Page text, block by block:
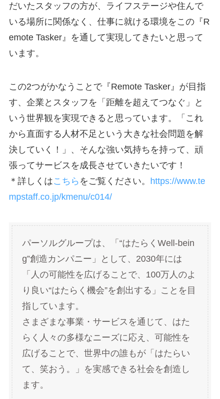
だいたスタッフの方が、ライフステージや住んで
いる場所に関係なく、仕事に就ける環境をこの『R
emote Tasker』を通して実現してきたいと思って
います。
この2つがかなうことで『Remote Tasker』が目指
す、企業とスタッフを「距離を超えてつなぐ」と
いう世界観を実現できると思っています。「これ
から直面する人材不足という大きな社会問題を解
決していく！」、そんな強い気持ちを持って、頑
張ってサービスを成長させていきたいです！
＊詳しくはこちら をご覧ください。 https://www.te
mpstaff.co.jp/kmenu/c014/
パーソルグループは、「“はたらくWell-bein
g”創造カンパニー」として、2030年には
「人の可能性を広げることで、100万人のよ
り良い“はたらく機会”を創出する」ことを目
指しています。
さまざまな事業・サービスを通じて、はた
らく人々の多様なニーズに応え、可能性を
広げることで、世界中の誰もが「はたらい
て、笑おう。」を実感できる社会を創造し
ます。